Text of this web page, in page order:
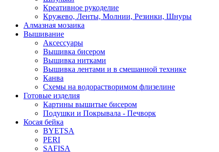
Креативное рукоделие
Кружево, Ленты, Молнии, Резинки, Шнуры
Алмазная мозаика
Вышивание
Аксессуары
Вышивка бисером
Вышивка нитками
Вышивка лентами и в смешанной технике
Канва
Схемы на водорастворимом флизелине
Готовые изделия
Картины вышитые бисером
Подушки и Покрывала - Печворк
Косая бейка
BYETSA
PERI
SAFISA